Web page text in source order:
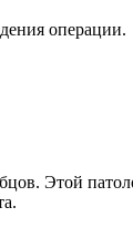
операции.
Этой